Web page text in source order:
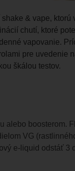
& vape,
chutí, ktoré
vapovanie.
pre uvedenie
škálou testov.
alebo boosterom.
VG
e-liquid odstáť 3